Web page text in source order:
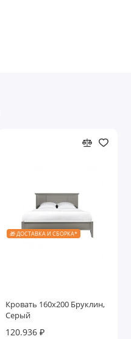
🎁 ДОСТАВКА И СБОРКА*
Кровать 160x200 Бруклин,
Серый
120.936 ₽